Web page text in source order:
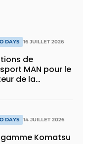
DAYS 16 JUILLET 2026
de
MAN pour le
de la
DAYS 14 JUILLET 2026
gamme Komatsu